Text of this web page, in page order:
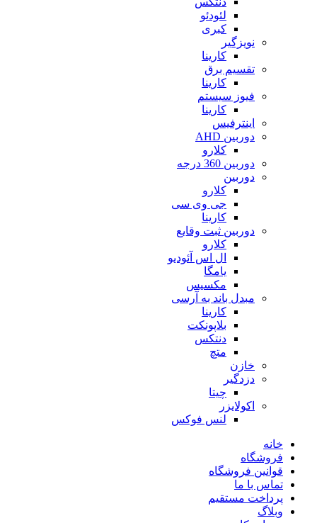
لئودئو
کبری
نویزگیر
کارینا
تقسیم برق
کارینا
فیوز سیستم
کارینا
اینترفیس
دوربین AHD
کلارو
دوربین 360 درجه
دوربین
کلارو
جی وی سی
کارینا
دوربین ثبت وقایع
کلارو
ال اس آئودیو
یامگا
مکسیس
مبدل باند به آرسی
کارینا
بلاپونکت
دنتکس
متچ
خازن
دزدگیر
چیتا
اکولایزر
لنس فوکس
خانه
فروشگاه
قوانین فروشگاه
تماس با ما
پرداخت مستقیم
وبلاگ